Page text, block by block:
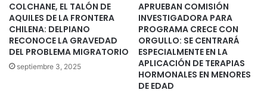
COLCHANE, EL TALÓN DE
AQUILES DE LA FRONTERA
CHILENA: DELPIANO
RECONOCE LA GRAVEDAD
DEL PROBLEMA MIGRATORIO
septiembre 3, 2025
APRUEBAN COMISIÓN
INVESTIGADORA PARA
PROGRAMA CRECE CON
ORGULLO: SE CENTRARÁ
ESPECIALMENTE EN LA
APLICACIÓN DE TERAPIAS
HORMONALES EN MENORES
DE EDAD